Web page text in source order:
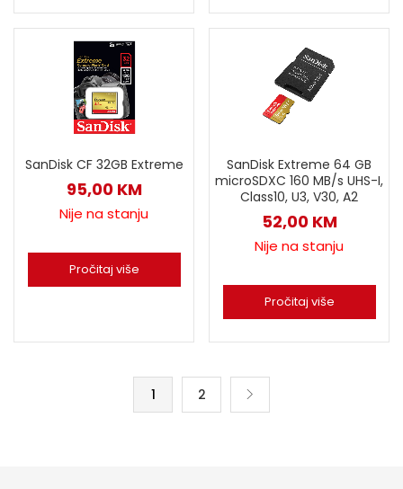
SanDisk CF 32GB Extreme
95,00 KM
Nije na stanju
Pročitaj više
SanDisk Extreme 64 GB
microSDXC 160 MB/s UHS-I,
Class10, U3, V30, A2
52,00 KM
Nije na stanju
Pročitaj više
1 2